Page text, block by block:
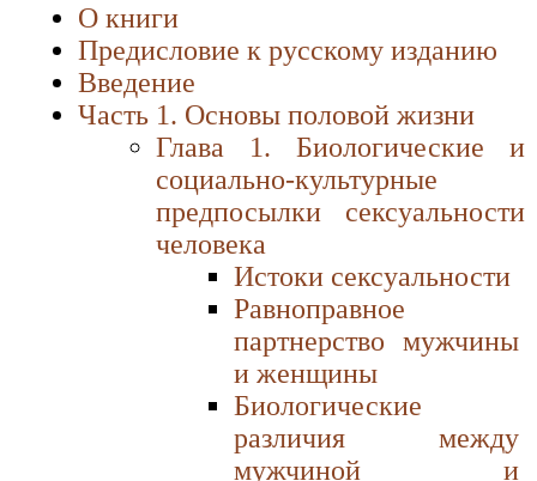
О книги
Предисловие к русскому изданию
Введение
Часть 1. Основы половой жизни
Глава 1. Биологические и
социально-культурные
предпосылки сексуальности
человека
Истоки сексуальности
Равноправное
партнерство мужчины
и женщины
Биологические
различия между
мужчиной и